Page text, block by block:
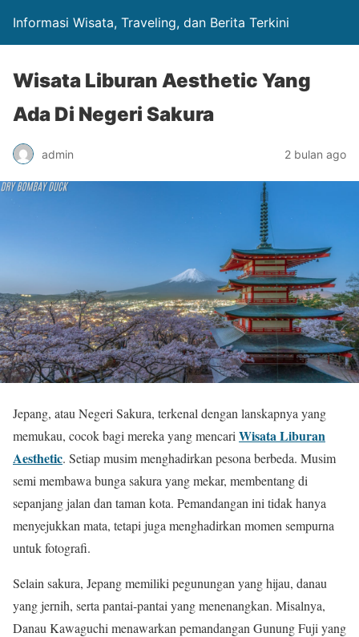
Informasi Wisata, Traveling, dan Berita Terkini
Wisata Liburan Aesthetic Yang
Ada Di Negeri Sakura
admin 2 bulan ago
Jepang, atau Negeri Sakura, terkenal dengan lanskapnya yang
memukau, cocok bagi mereka yang mencari Wisata Liburan
Aesthetic. Setiap musim menghadirkan pesona berbeda. Musim
semi membawa bunga sakura yang mekar, membentang di
sepanjang jalan dan taman kota. Pemandangan ini tidak hanya
menyejukkan mata, tetapi juga menghadirkan momen sempurna
untuk fotografi.
Selain sakura, Jepang memiliki pegunungan yang hijau, danau
yang jernih, serta pantai-pantai yang menenangkan. Misalnya,
Danau Kawaguchi menawarkan pemandangan Gunung Fuji yang